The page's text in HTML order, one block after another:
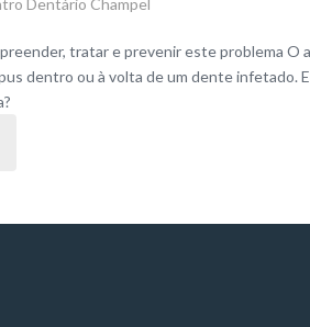
Dentário Champel
tratar e prevenir este problema O
dentro ou à volta de um dente